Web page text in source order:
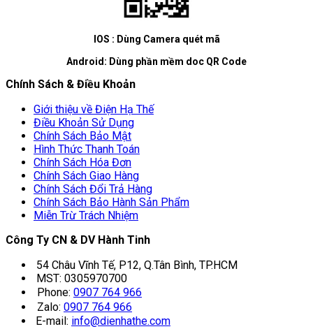
IOS : Dùng Camera quét mã
Android: Dùng phần mềm doc QR Code
Chính Sách & Điều Khoản
Giới thiệu về Điện Hạ Thế
Điều Khoản Sử Dụng
Chính Sách Bảo Mật
Hình Thức Thanh Toán
Chính Sách Hóa Đơn
Chính Sách Giao Hàng
Chính Sách Đổi Trả Hàng
Chính Sách Bảo Hành Sản Phẩm
Miễn Trừ Trách Nhiệm
Công Ty CN & DV Hành Tinh
54 Châu Vĩnh Tế, P12, Q.Tân Bình, TP.HCM
MST: 0305970700
Phone: 0907 764 966
Zalo: 0907 764 966
E-mail: info@dienhathe.com